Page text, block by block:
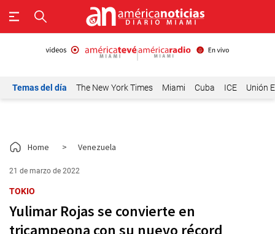
Temas del día The New York Times Miami Cuba ICE Unión
Home > Venezuela
21 de marzo de 2022
TOKIO
Yulimar Rojas se convierte en
tricampeona con su nuevo récord